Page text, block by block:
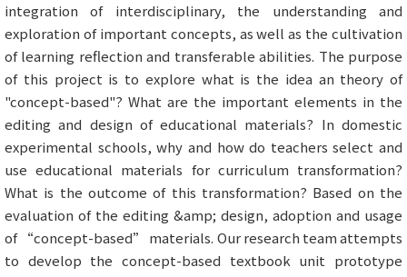
integration of interdisciplinary, the understanding and
exploration of important concepts, as well as the cultivation
of learning reflection and transferable abilities. The purpose
of this project is to explore what is the idea an theory of
"concept-based"? What are the important elements in the
editing and design of educational materials? In domestic
experimental schools, why and how do teachers select and
use educational materials for curriculum transformation?
What is the outcome of this transformation? Based on the
evaluation of the editing &amp; design, adoption and usage
of “concept-based” materials. Our research team attempts
to develop the concept-based textbook unit prototype